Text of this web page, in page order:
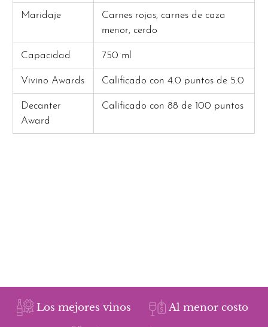
Maridaje
Carnes rojas, carnes de caza
menor, cerdo
Capacidad 750 ml
Vivino Awards Calificado con 4.0 puntos de 5.0
Decanter
Award
Calificado con 88 de 100 puntos
Los mejores vinos Al menor costo